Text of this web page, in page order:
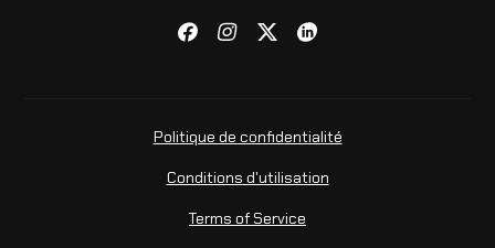
Politique de confidentialité
Conditions d'utilisation
Terms of Service